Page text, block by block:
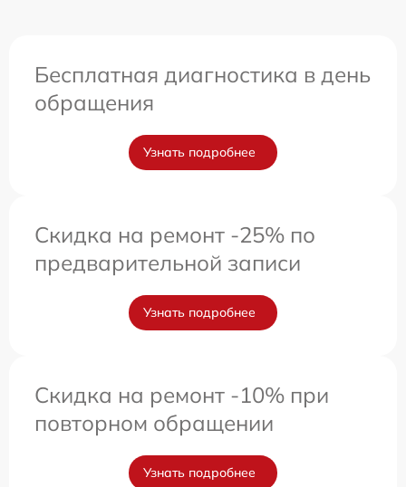
Бесплатная диагностика в день
обращения
Узнать подробнее
Скидка на ремонт -25% по
предварительной записи
Узнать подробнее
Скидка на ремонт -10% при
повторном обращении
Узнать подробнее